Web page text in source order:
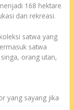
168 hektare
dan rekreasi.
satwa yang
satwa
orang utan,
yang sayang jika